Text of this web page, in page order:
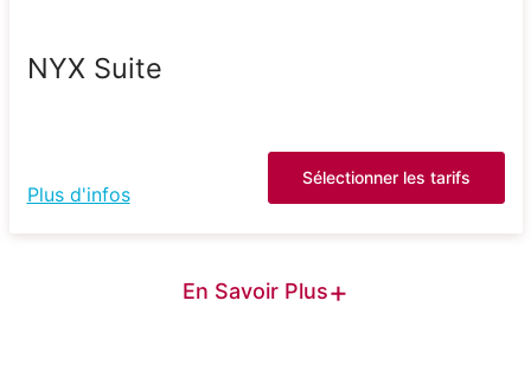
NYX Suite
Plus d'infos
Sélectionner les tarifs
En Savoir Plus+